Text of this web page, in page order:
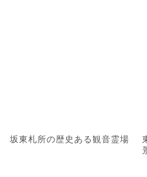
坂東札所の歴史ある観音霊場